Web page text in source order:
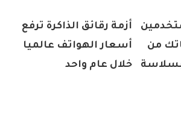
من
بسلاسة
أزمة رقائق الذاكرة ترفع
أسعار الهواتف عالميا
خلال عام واحد